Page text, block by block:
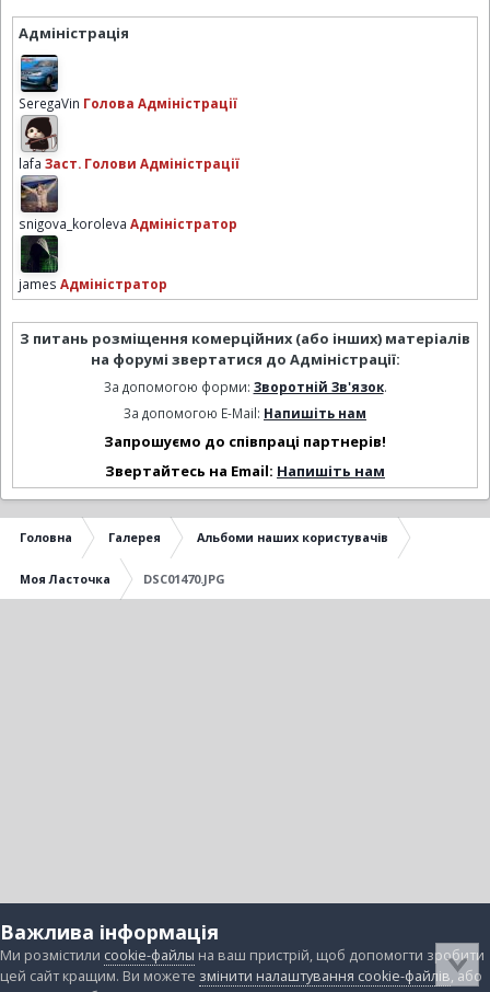
Адміністрація
SeregaVin Голова Адміністрації
lafa Заст. Голови Адміністрації
snigova_koroleva Адміністратор
james Адміністратор
З питань розміщення комерційних (або інших) матеріалів
на форумі звертатися до Адміністрації:
За допомогою форми: Зворотній Зв'язок.
За допомогою E-Mail: Напишіть нам
Запрошуємо до співпраці партнерів!
Звертайтесь на Email: Напишіть нам
Головна Галерея Альбоми наших користувачів
Моя Ласточка DSC01470.JPG
Важлива інформація
Ми розмістили cookie-файлы на ваш пристрій, щоб допомогти зробити
цей сайт кращим. Ви можете змінити налаштування cookie-файлів, або